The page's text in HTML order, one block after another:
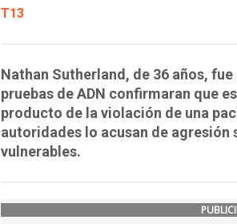
T13
Nathan Sutherland, de 36 años,
pruebas de ADN confirmaran que
producto de la violación de una
autoridades lo acusan de agresión
vulnerables.